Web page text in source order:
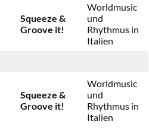
Squeeze &
Groove it!
Worldmusic
und
Rhythmus in
Italien
Squeeze &
Groove it!
Worldmusic
und
Rhythmus in
Italien